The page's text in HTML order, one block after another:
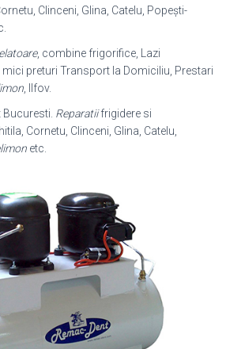
Clinceni, Glina, Catelu, Popești-
, combine frigorifice, Lazi
mici preturi Transport la Domiciliu, Prestari
, Ilfov.
Reparatiifrigidere si
Cornetu, Clinceni, Glina, Catelu,
etc.